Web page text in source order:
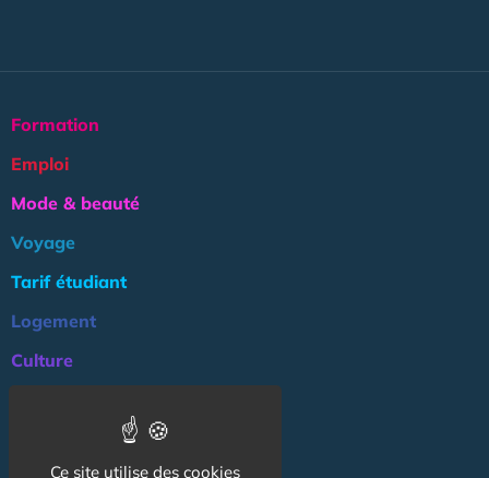
Formation
Emploi
Mode & beauté
Voyage
Tarif étudiant
Logement
Culture
Ce site utilise des cookies